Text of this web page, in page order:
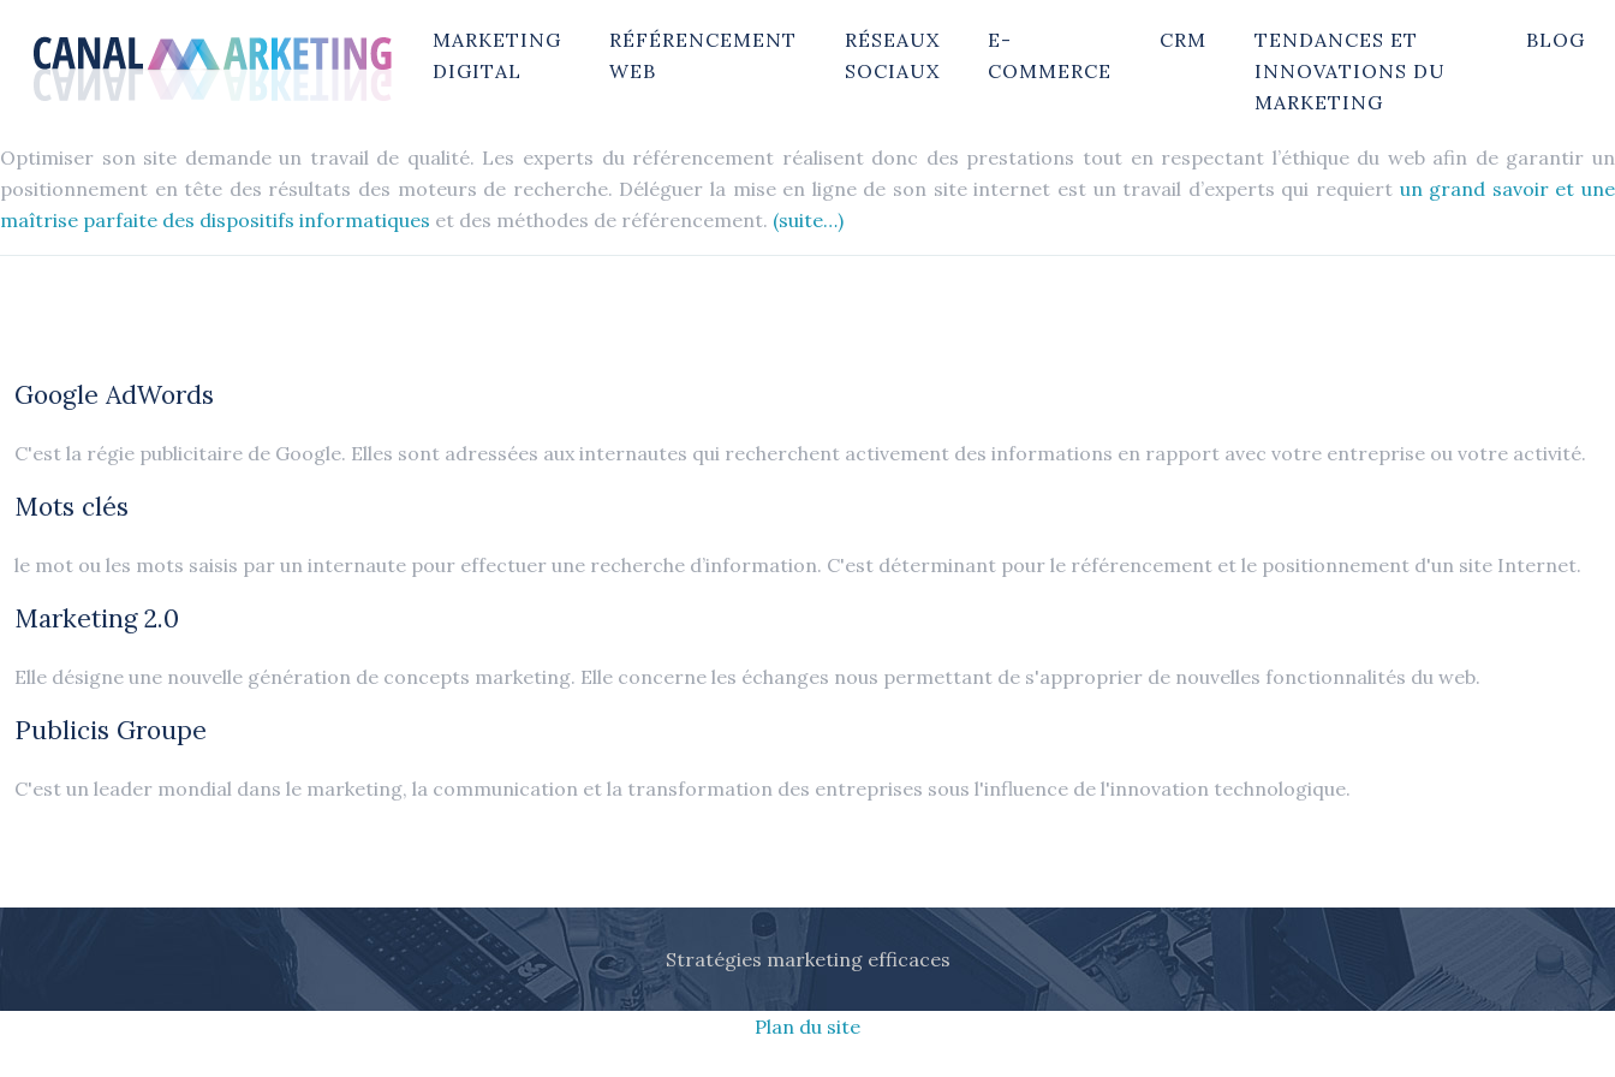
MARKETING
DIGITAL
RÉFÉRENCEMENT
WEB
RÉSEAUX
SOCIAUX
E-
COMMERCE
CRM
TENDANCES ET
INNOVATIONS DU
MARKETING
BLOG
Optimiser son site demande un travail de qualité. Les experts du référencement réalisent donc des prestations tout en respectant l’éthique du web afin de garantir un
positionnement en tête des résultats des moteurs de recherche. Déléguer la mise en ligne de son site internet est un travail d’experts qui requiert un grand savoir et une
maîtrise parfaite des dispositifs informatiques et des méthodes de référencement. (suite…)
Google AdWords
C'est la régie publicitaire de Google. Elles sont adressées aux internautes qui recherchent activement des informations en rapport avec votre entreprise ou votre activité.
Mots clés
le mot ou les mots saisis par un internaute pour effectuer une recherche d’information. C'est déterminant pour le référencement et le positionnement d'un site Internet.
Marketing 2.0
Elle désigne une nouvelle génération de concepts marketing. Elle concerne les échanges nous permettant de s'approprier de nouvelles fonctionnalités du web.
Publicis Groupe
C'est un leader mondial dans le marketing, la communication et la transformation des entreprises sous l'influence de l'innovation technologique.
Stratégies marketing efficaces
Plan du site